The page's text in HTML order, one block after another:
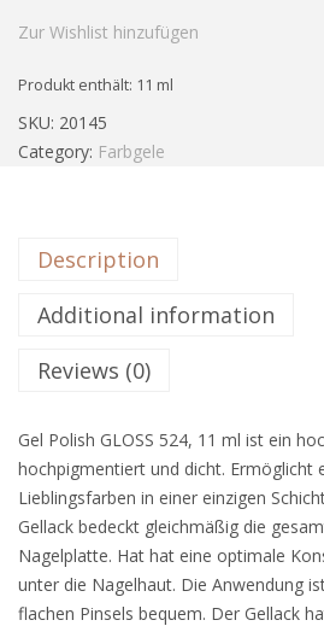
Zur Wishlist hinzufügen
Produkt enthält: 11 ml
SKU: 20145
Category: Farbgele
Description
Additional information
Reviews (0)
Gel Polish GLOSS 524, 11 ml ist ein
hochpigmentiert und dicht. Ermöglicht
Lieblingsfarben in einer einzigen
Gellack bedeckt gleichmäßig die
Nagelplatte. Hat hat eine optimale
unter die Nagelhaut. Die Anwendung
flachen Pinsels bequem. Der Gellack